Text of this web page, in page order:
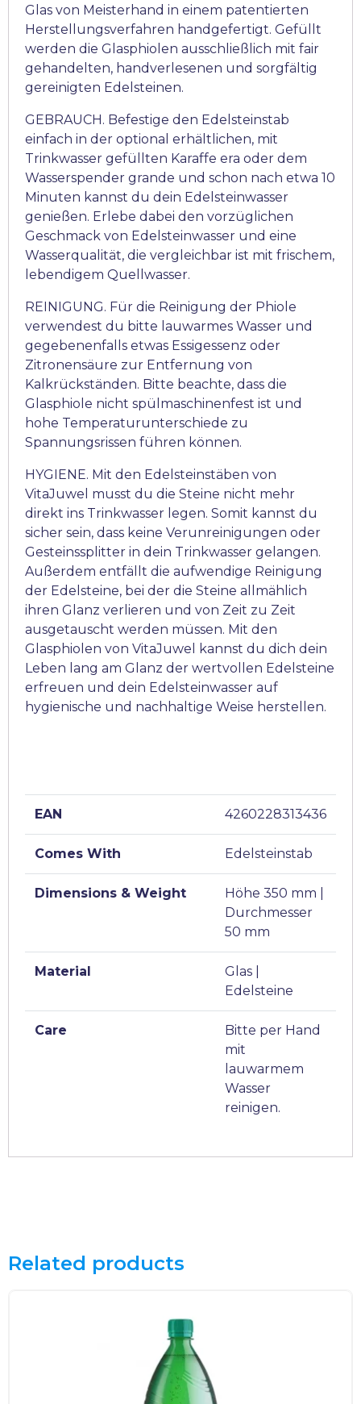
Glas von Meisterhand in einem patentierten
Herstellungsverfahren handgefertigt. Gefüllt
werden die Glasphiolen ausschließlich mit fair
gehandelten, handverlesenen und sorgfältig
gereinigten Edelsteinen.
GEBRAUCH. Befestige den Edelsteinstab
einfach in der optional erhältlichen, mit
Trinkwasser gefüllten Karaffe era oder dem
Wasserspender grande und schon nach etwa 10
Minuten kannst du dein Edelsteinwasser
genießen. Erlebe dabei den vorzüglichen
Geschmack von Edelsteinwasser und eine
Wasserqualität, die vergleichbar ist mit frischem,
lebendigem Quellwasser.
REINIGUNG. Für die Reinigung der Phiole
verwendest du bitte lauwarmes Wasser und
gegebenenfalls etwas Essigessenz oder
Zitronensäure zur Entfernung von
Kalkrückständen. Bitte beachte, dass die
Glasphiole nicht spülmaschinenfest ist und
hohe Temperaturunterschiede zu
Spannungsrissen führen können.
HYGIENE. Mit den Edelsteinstäben von
VitaJuwel musst du die Steine nicht mehr
direkt ins Trinkwasser legen. Somit kannst du
sicher sein, dass keine Verunreinigungen oder
Gesteinssplitter in dein Trinkwasser gelangen.
Außerdem entfällt die aufwendige Reinigung
der Edelsteine, bei der die Steine allmählich
ihren Glanz verlieren und von Zeit zu Zeit
ausgetauscht werden müssen. Mit den
Glasphiolen von VitaJuwel kannst du dich dein
Leben lang am Glanz der wertvollen Edelsteine
erfreuen und dein Edelsteinwasser auf
hygienische und nachhaltige Weise herstellen.
EAN 4260228313436
Comes With Edelsteinstab
Dimensions & Weight
Höhe 350 mm |
Durchmesser
50 mm
Material
Glas |
Edelsteine
Care
Bitte per Hand
mit
lauwarmem
Wasser
reinigen.
Related products